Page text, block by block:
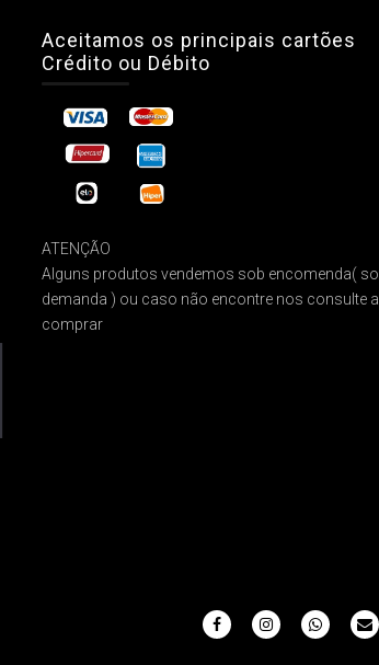
Aceitamos os principais cartões
Crédito ou Débito
ATENÇÃO
Alguns produtos vendemos sob encomenda(
demanda ) ou caso não encontre nos consulte
comprar